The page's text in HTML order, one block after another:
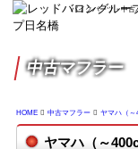
バイクパーツ・中古
中古マフラー
HOME 中古マフラー ヤマハ（～
ヤマハ（～